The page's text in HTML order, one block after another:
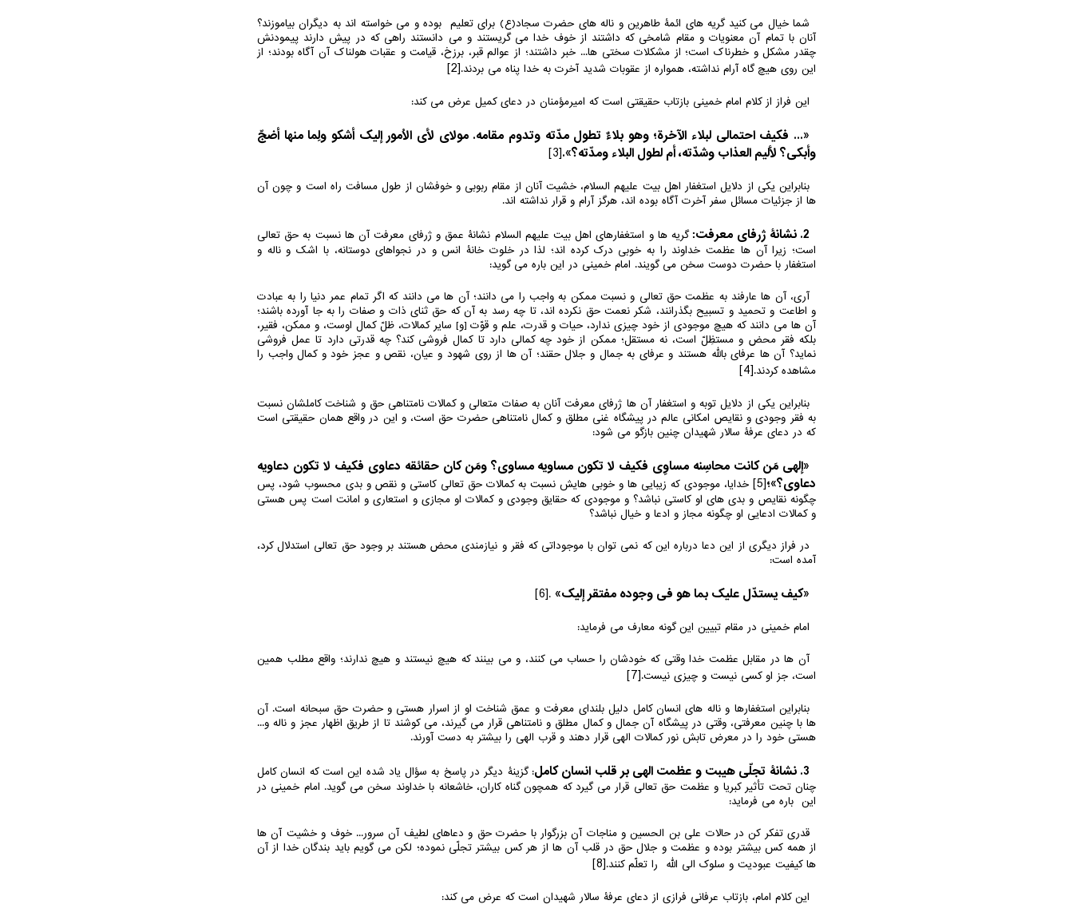
شما خیال می کنید گریه های ائمۀ طاهرین و ناله های حضرت سجاد(ع) برای تعلیم بوده و می خواسته اند به دیگران بیاموزند؟
آنان با تمام آن معنویات و مقام شامخی که داشتند از خوف خدا می گریستند و می دانستند راهی که در پیش دارند پیمودنش
چقدر مشکل و خطرناک است؛ از مشکلات سختی ها... خبر داشتند؛ از عوالم قبر، برزخ، قیامت و عقبات هولناک آن آگاه بودند؛ از
این روی هیچ گاه آرام نداشته، همواره از عقوبات شدید آخرت به خدا پناه می بردند.[2]
این فراز از کلام امام خمینی بازتاب حقیقتی است که امیرمؤمنان در دعای کمیل عرض می کند:
«... فکیف احتمالی لبلاء الآخرة؛ وهو بلاءٌ تطول مدّته وتدوم مقامه. مولای لأی الاُمور إلیک أشکو ولِما منها أضجّ
وأبکی؟ لألیم العذاب وشدّته، أم لطول البلاء ومدّته؟».[3]
بنابراین یکی از دلایل استغفار اهل بیت علیهم السلام، خشیت آنان از مقام ربوبی و خوفشان از طول مسافت راه است و چون آن
ها از جزئیات مسائل سفر آخرت آگاه بوده اند، هرگز آرام و قرار نداشته اند.
2. نشانۀ ژرفای معرفت:
گریه ها و استغفارهای اهل بیت علیهم السلام نشانۀ عمق و ژرفای معرفت آن ها نسبت به حق تعالی
است؛ زیرا آن ها عظمت خداوند را به خوبی درک کرده اند؛ لذا در خلوت خانۀ انس و در نجواهای دوستانه، با اشک و ناله و
استغفار با حضرت دوست سخن می گویند. امام خمینی در این باره می گوید:
آری، آن ها عارفند به عظمت حق تعالی و نسبت ممکن به واجب را می دانند؛ آن ها می دانند که اگر تمام عمر دنیا را به عبادت
و اطاعت و تحمید و تسبیح بگذرانند، شکر نعمت حق نکرده اند، تا چه رسد به آن که حق ثنای ذات و صفات را به جا آورده باشند؛
آن ها می دانند که هیچ موجودی از خود چیزی ندارد، حیات و قدرت، علم و قوّت [و] سایر کمالات، ظلّ کمال اوست، و ممکن، فقیر،
بلکه فقر محض و مستظِلّ است، نه مستقل؛ ممکن از خود چه کمالی دارد تا کمال فروشی کند؟ چه قدرتی دارد تا عمل فروشی
نماید؟ آن ها عرفای بالله هستند و عرفای به جمال و جلال حقند؛ آن ها از روی شهود و عیان، نقص و عجز خود و کمال واجب را
مشاهده کردند.[4]
بنابراین یکی از دلایل توبه و استغفار آن ها ژرفای معرفت آنان به صفات متعالی و کمالات نامتناهی حق و شناخت کاملشان نسبت
به فقر وجودی و نقایص امکانی عالم در پیشگاه غنی مطلق و کمال نامتناهی حضرت حق است، و این در واقع همان حقیقتی است
که در دعای عرفۀ سالار شهیدان چنین بازگو می شود:
«إلهی مَن کانت محاسِنه مساوِی فکیف لا تکون مساویه مساوی؟ ومَن کان حقائقه دعاوی فکیف لا تکون دعاویه
دعاوی؟»؛[5]
خدایا، موجودی که زیبایی ها و خوبی هایش نسبت به کمالات حق تعالی کاستی و نقص و بدی محسوب شود، پس
چگونه نقایص و بدی های او کاستی نباشد؟ و موجودی که حقایق وجودی و کمالات او مجازی و استعاری و امانت است پس هستی
و کمالات ادعایی او چگونه مجاز و ادعا و خیال نباشد؟
در فراز دیگری از این دعا درباره این که نمی توان با موجوداتی که فقر و نیازمندی محض هستند بر وجود حق تعالی استدلال کرد،
آمده است:
«کیف یستدّل علیک بما هو فی وجوده مفتقر إلیک» .
[6]
امام خمینی در مقام تبیین این گونه معارف می فرماید:
آن ها در مقابل عظمت خدا وقتی که خودشان را حساب می کنند، و می بینند که هیچ نیستند و هیچ ندارند؛ واقع مطلب همین
است، جز او کسی نیست و چیزی نیست.[7]
بنابراین استغفارها و ناله های انسان کامل دلیل بلندای معرفت و عمق شناخت او از اسرار هستی و حضرت حق سبحانه است. آن
ها با چنین معرفتی، وقتی در پیشگاه آن جمال و کمال مطلق و نامتناهی قرار می گیرند، می کوشند تا از طریق اظهار عجز و ناله و...
هستی خود را در معرض تابش نور کمالات الهی قرار دهند و قرب الهی را بیشتر به دست آورند.
3. نشانۀ تجلّی هیبت و عظمت الهی بر قلب انسان کامل
: گزینۀ دیگر در پاسخ به سؤال یاد شده این است که انسان کامل
چنان تحت تأثیر کبریا و عظمت حق تعالی قرار می گیرد که همچون گناه کاران، خاشعانه با خداوند سخن می گوید. امام خمینی در
این باره می فرماید:
قدری تفکر کن در حالات علی بن الحسین و مناجات آن بزرگوار با حضرت حق و دعاهای لطیف آن سرور... خوف و خشیت آن ها
از همه کس بیشتر بوده و عظمت و جلال حق در قلب آن ها از هر کس بیشتر تجلّی نموده؛ لکن می گویم باید بندگان خدا از آن
ها کیفیت عبودیت و سلوک الی الله را تعلّم کنند.[8]
این کلام امام، بازتاب عرفانی فرازی از دعای عرفۀ سالار شهیدان است که عرض می کند: